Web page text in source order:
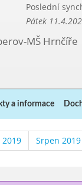
Poslední
Pátek
MŠ Hrnčíře
a informace
Srpen 2019